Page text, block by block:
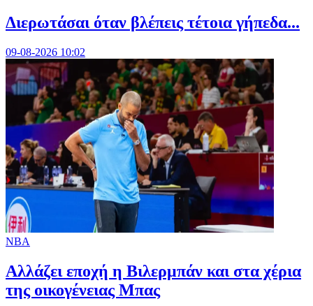
Διερωτάσαι όταν βλέπεις τέτοια γήπεδα...
09-08-2026 10:02
NBA
Aλλάζει εποχή η Βιλερμπάν και στα χέρια
της οικογένειας Μπας